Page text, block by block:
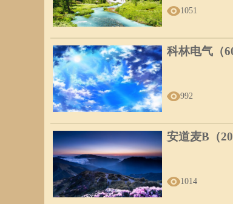
1051
科林电气（
992
安道麦B（
1014